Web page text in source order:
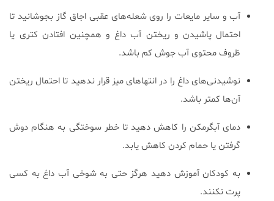
آب و سایر مایعات را روی شعله‌های عقبی اجاق گاز بجوشانید تا
احتمال پاشیدن و ریختن آب داغ و همچنین افتادن کتری یا
ظروف محتوی آب جوش کم باشد.
نوشیدنی‌های داغ را در انتهاهای میز قرار ندهید تا احتمال ریختن
آن‌ها کمتر باشد.
دمای آبگرمکن را کاهش دهید تا خطر سوختگی به هنگام دوش
گرفتن یا حمام کردن کاهش یابد.
به کودکان آموزش دهید هرگز حتی به شوخی آب داغ به کسی
پرت نکنند.